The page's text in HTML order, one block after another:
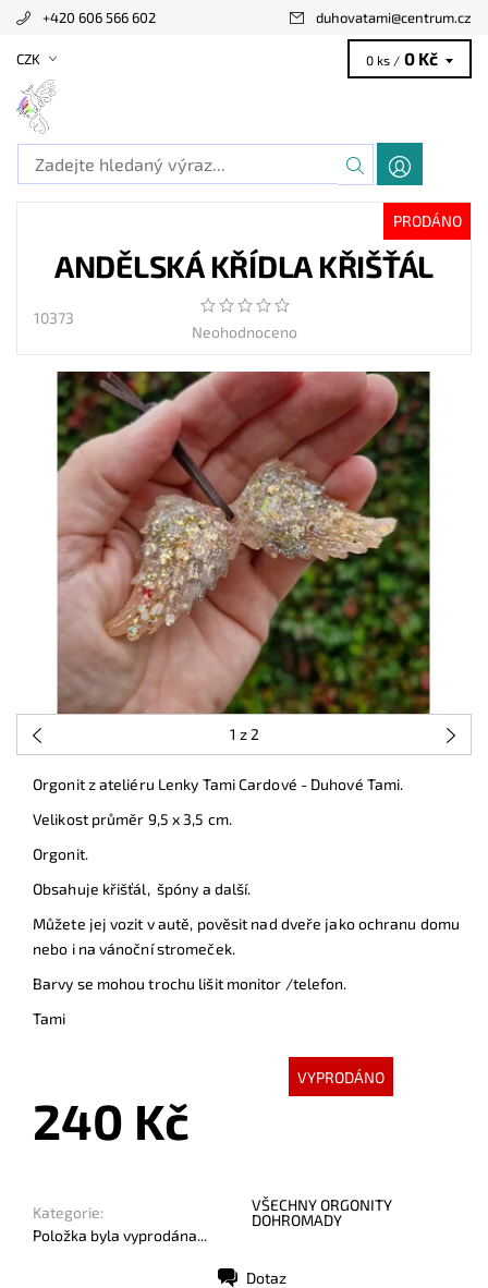
+420 606 566 602 duhovatami@centrum.cz
CZK 0 ks / 0 Kč
PRODÁNO
ANDĚLSKÁ KŘÍDLA KŘIŠŤÁL
10373
Neohodnoceno
1 z 2
Orgonit z ateliéru Lenky Tami Cardové - Duhové Tami.
Velikost průměr 9,5 x 3,5 cm.
Orgonit.
Obsahuje křišťál, špóny a další.
Můžete jej vozit v autě, pověsit nad dveře jako ochranu domu
nebo i na vánoční stromeček.
Barvy se mohou trochu lišit monitor /telefon.
Tami
VYPRODÁNO
240 Kč
Kategorie:
VŠECHNY ORGONITY
DOHROMADY
Položka byla vyprodána...
Dotaz